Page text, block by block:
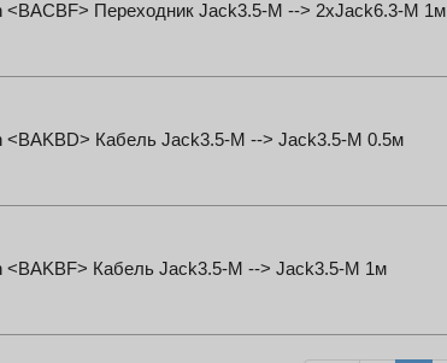
<BACBF> Переходник Jack3.5-M --> 2xJack6.3-M 1м
<BAKBD> Кабель Jack3.5-M --> Jack3.5-M 0.5м
<BAKBF> Кабель Jack3.5-M --> Jack3.5-M 1м